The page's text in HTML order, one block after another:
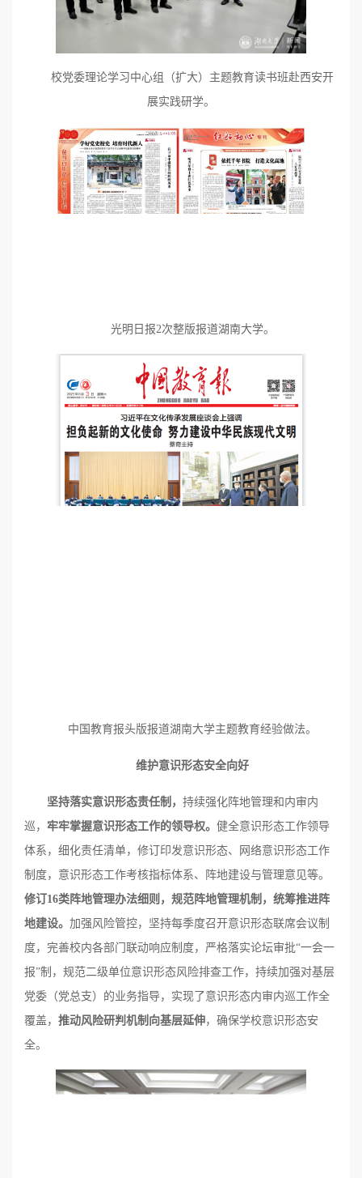
校党委理论学习中心组（扩大）主题教育读书班赴西安开
展实践研学。
光明日报2次整版报道湖南大学。
中国教育报头版报道湖南大学主题教育经验做法。
维护意识形态安全向好
坚持落实意识形态责任制， 持续强化阵地管理和内审内
巡， 牢牢掌握意识形态工作的领导权。 健全意识形态工作领导
体系，细化责任清单，修订印发意识形态、网络意识形态工作
制度，意识形态工作考核指标体系、阵地建设与管理意见等。
修订 16类阵地管理办法细则，规范阵地管理机制，统筹推进阵
地建设。 加强风险管控，坚持每季度召开意识形态联席会议制
度，完善校内各部门联动响应制度，严格落实论坛审批“一会一
报”制，规范二级单位意识形态风险排查工作，持续加强对基层
党委（党总支）的业务指导，实现了意识形态内审内巡工作全
覆盖， 推动风险研判机制向基层延伸，确保学校意识形态安
全。